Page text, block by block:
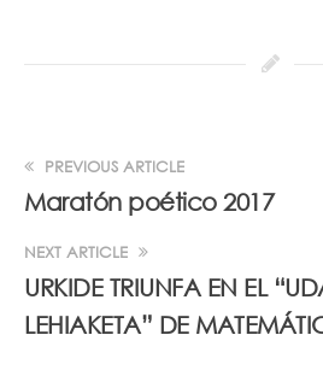
PREVIOUS ARTICLE
Maratón poético 2017
NEXT ARTICLE
URKIDE TRIUNFA EN EL
LEHIAKETA” DE